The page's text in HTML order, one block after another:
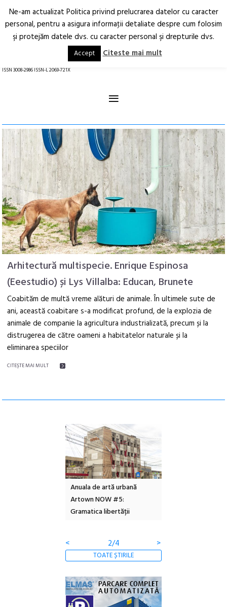
Arhitectură.
Oraș.
RO EN
ISSN 3008-2986 ISSN-L 2069-721X
≡
Arhitectură multispecie. Enrique Espinosa
(Eeestudio) și Lys Villalba: Educan, Brunete
Coabităm de multă vreme alături de animale. În ultimele sute de
ani, această coabitare s-a modificat profund, de la explozia de
animale de companie la agricultura industrializată, precum și la
distrugerea de către oameni a habitatelor naturale și la
eliminarea speciilor
CITEŞTE MAI MULT
Anuala de artă urbană
Artown NOW #5:
Gramatica libertății
< 2/4 >
TOATE ȘTIRILE
Ne-am actualizat Politica privind prelucrarea datelor cu caracter
personal, pentru a asigura informaţii detaliate despre cum folosim
şi protejăm datele dvs. cu caracter personal şi drepturile dvs.
Accept Citeste mai mult